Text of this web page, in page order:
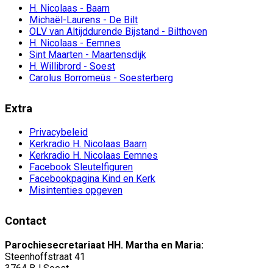
H. Nicolaas - Baarn
Michaël-Laurens - De Bilt
OLV van Altijddurende Bijstand - Bilthoven
H. Nicolaas - Eemnes
Sint Maarten - Maartensdijk
H. Willibrord - Soest
Carolus Borromeüs - Soesterberg
Extra
Privacybeleid
Kerkradio H. Nicolaas Baarn
Kerkradio H. Nicolaas Eemnes
Facebook Sleutelfiguren
Facebookpagina Kind en Kerk
Misintenties opgeven
Contact
Parochiesecretariaat HH. Martha en Maria:
Steenhoffstraat 41